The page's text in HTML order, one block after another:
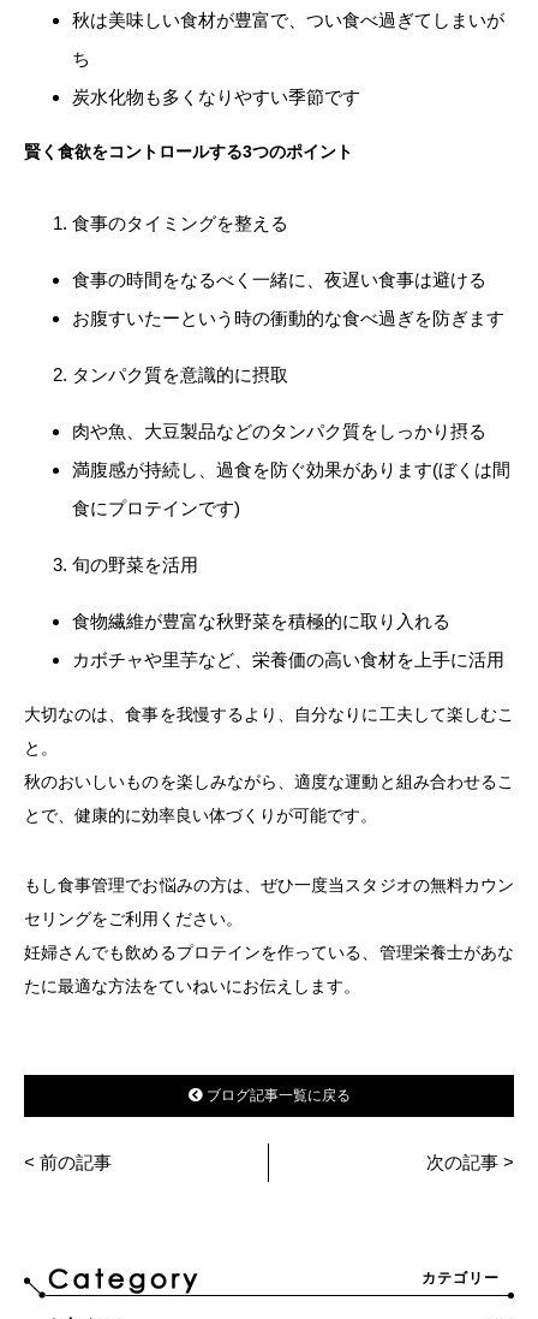
秋は美味しい食材が豊富で、つい食べ過ぎてしまいが
ち
炭水化物も多くなりやすい季節です
賢く食欲をコントロールする3つのポイント
食事のタイミングを整える
食事の時間をなるべく一緒に、夜遅い食事は避ける
お腹すいたーという時の衝動的な食べ過ぎを防ぎます
タンパク質を意識的に摂取
肉や魚、大豆製品などのタンパク質をしっかり摂る
満腹感が持続し、過食を防ぐ効果があります(ぼくは間
食にプロテインです)
旬の野菜を活用
食物繊維が豊富な秋野菜を積極的に取り入れる
カボチャや里芋など、栄養価の高い食材を上手に活用
大切なのは、食事を我慢するより、自分なりに工夫して楽しむこ
と。
秋のおいしいものを楽しみながら、適度な運動と組み合わせるこ
とで、健康的に効率良い体づくりが可能です。
もし食事管理でお悩みの方は、ぜひ一度当スタジオの無料カウン
セリングをご利用ください。
妊婦さんでも飲めるプロテインを作っている、管理栄養士があな
たに最適な方法をていねいにお伝えします。
ブログ記事一覧に戻る
< 前の記事 次の記事 >
カテゴリー